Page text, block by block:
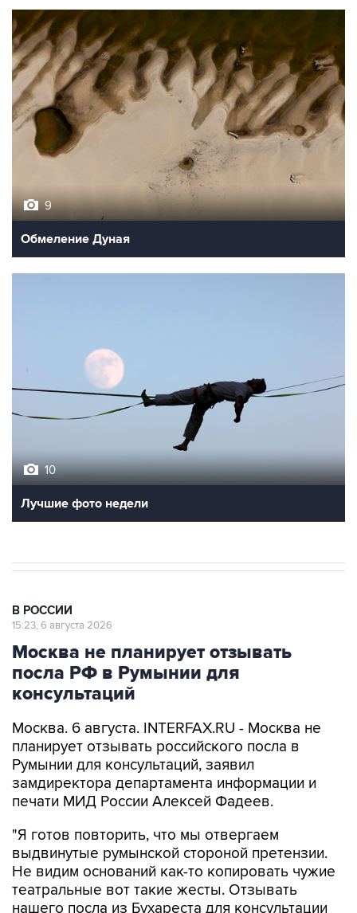
9
Обмеление Дуная
10
Лучшие фото недели
В РОССИИ
15:23, 6 августа 2026
Москва не планирует отзывать
посла РФ в Румынии для
консультаций
Москва. 6 августа. INTERFAX.RU - Москва не
планирует отзывать российского посла в
Румынии для консультаций, заявил
замдиректора департамента информации и
печати МИД России Алексей Фадеев.
"Я готов повторить, что мы отвергаем
выдвинутые румынской стороной претензии.
Не видим оснований как-то копировать чужие
театральные вот такие жесты. Отзывать
нашего посла из Бухареста для консультации